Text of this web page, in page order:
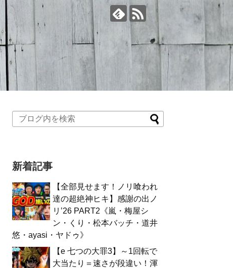
新着記事
【全部見せます！ノリ喰われ
達の超絶神ヒキ】感謝の出ノ
リ’26 PART2《嵐・梅屋シ
ン・くり・松本バッチ・道井
悠・ayasi・ヤドゥ》
【e 七つの大罪3】～1回転で
大当たり＝速さが段違い！渾